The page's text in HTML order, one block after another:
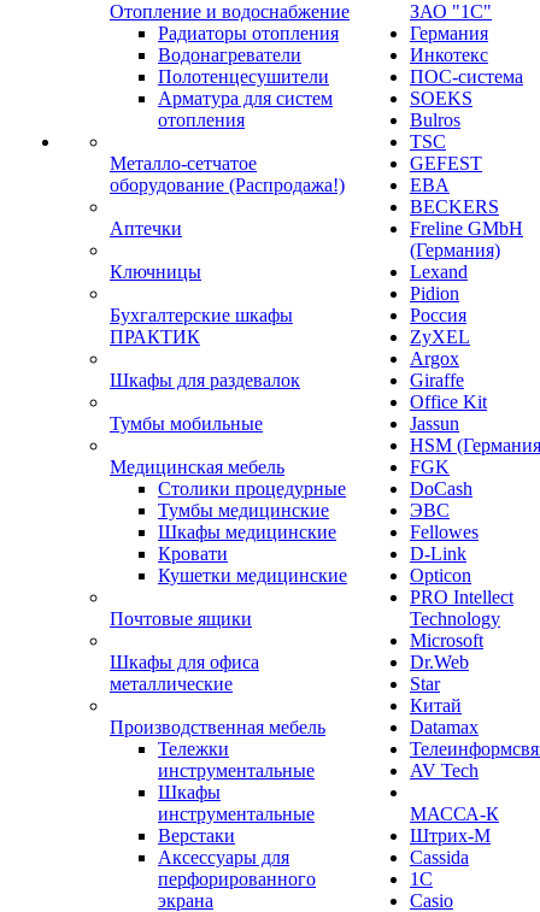
Отопление и водоснабжение
Радиаторы отопления
Водонагреватели
Полотенцесушители
Арматура для систем
отопления
Металло-сетчатое
оборудование (Распродажа!)
Аптечки
Ключницы
Бухгалтерские шкафы
ПРАКТИК
Шкафы для раздевалок
Тумбы мобильные
Медицинская мебель
Столики процедурные
Тумбы медицинские
Шкафы медицинские
Кровати
Кушетки медицинские
Почтовые ящики
Шкафы для офиса
металлические
Производственная мебель
Тележки
инструментальные
Шкафы
инструментальные
Верстаки
Аксессуары для
перфорированного
экрана
ЗАО "1С"
Германия
Инкотекс
ПОС-система
SOEKS
Bulros
TSC
GEFEST
EBA
BECKERS
Freline GMbH
(Германия)
Lexand
Pidion
Россия
ZyXEL
Argox
Giraffe
Office Kit
Jassun
HSM
FGK
DoCash
ЭВС
Fellowes
D-Link
Opticon
PRO Intellect
Technology
Microsoft
Dr.Web
Star
Китай
Datamax
AV Tech
МАССА-К
Штрих-М
Cassida
1С
Casio